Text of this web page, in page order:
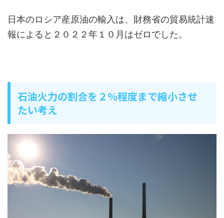
日本のロシア産原油の輸入は、財務省の貿易統計速
報によると２０２２年１０月はゼロでした。
石油火力の割合を２％程度まで縮小させ
たい考え